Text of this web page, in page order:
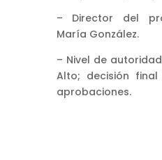
– Director del
María González.
– Nivel de
Alto; decisión
aprobaciones.